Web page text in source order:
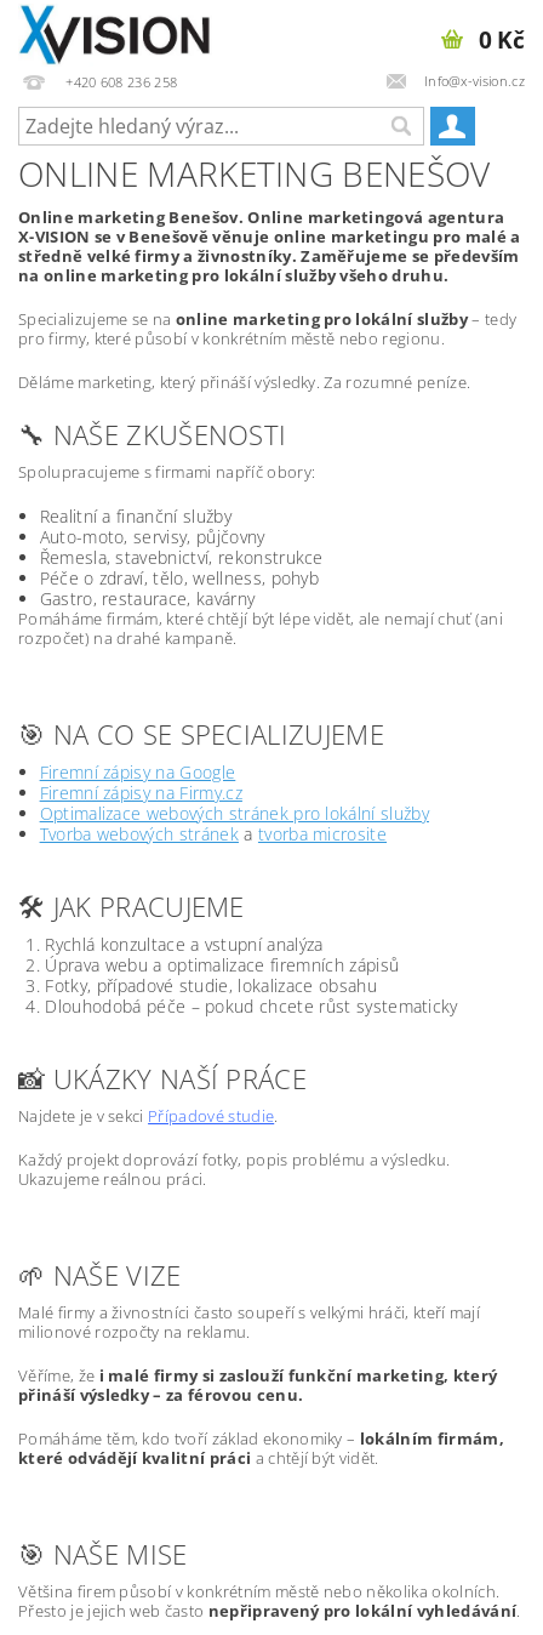
+420 608 236 258 Info@x-vision.cz
0 Kč
ONLINE MARKETING BENEŠOV
Online marketing Benešov. Online marketingová agentura
X-VISION se v Benešově věnuje online marketingu pro malé a
středně velké firmy a živnostníky. Zaměřujeme se především
na online marketing pro lokální služby všeho druhu.
Specializujeme se na online marketing pro lokální služby– tedy
pro firmy, které působí v konkrétním městě nebo regionu.
Děláme marketing, který přináší výsledky. Za rozumné peníze.
🔧 NAŠE ZKUŠENOSTI
Spolupracujeme s firmami napříč obory:
Realitní a finanční služby
Auto-moto, servisy, půjčovny
Řemesla, stavebnictví, rekonstrukce
Péče o zdraví, tělo, wellness, pohyb
Gastro, restaurace, kavárny
Pomáháme firmám, které chtějí být lépe vidět, ale nemají chuť (ani
rozpočet) na drahé kampaně.
🎯 NA CO SE SPECIALIZUJEME
Firemní zápisy na Google
Firemní zápisy na Firmy.cz
Optimalizace webových stránek pro lokální služby
Tvorba webových stráneka tvorba microsite
🛠️ JAK PRACUJEME
Rychlá konzultace a vstupní analýza
Úprava webu a optimalizace firemních zápisů
Fotky, případové studie, lokalizace obsahu
Dlouhodobá péče – pokud chcete růst systematicky
📸 UKÁZKY NAŠÍ PRÁCE
Najdete je v sekci Případové studie.
Každý projekt doprovází fotky, popis problému a výsledku.
Ukazujeme reálnou práci.
🌱 NAŠE VIZE
Malé firmy a živnostníci často soupeří s velkými hráči, kteří mají
milionové rozpočty na reklamu.
Věříme, že i malé firmy si zaslouží funkční marketing, který
přináší výsledky – za férovou cenu.
Pomáháme těm, kdo tvoří základ ekonomiky – lokálním firmám,
které odvádějí kvalitní práci a chtějí být vidět.
🎯 NAŠE MISE
Většina firem působí v konkrétním městě nebo několika okolních.
Přesto je jejich web často nepřipravený pro lokální vyhledávání.